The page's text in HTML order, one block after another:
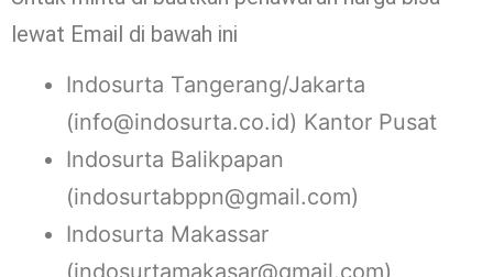
lewat Email di bawah ini
Indosurta Tangerang/Jakarta
(info@indosurta.co.id) Kantor Pusat
Indosurta Balikpapan
(indosurtabppn@gmail.com)
Indosurta Makassar